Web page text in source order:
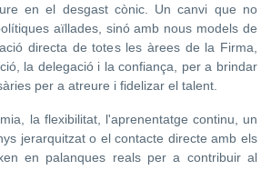
en el desgast cònic. Un canvi que no
aïllades, sinó amb nous models de
directa de totes les àrees de la Firma,
la delegació i la confiança, per a brindar
per a atreure i fidelizar el talent.
la flexibilitat, l'aprenentatge continu, un
jerarquitzat o el contacte directe amb els
en palanques reals per a contribuir al